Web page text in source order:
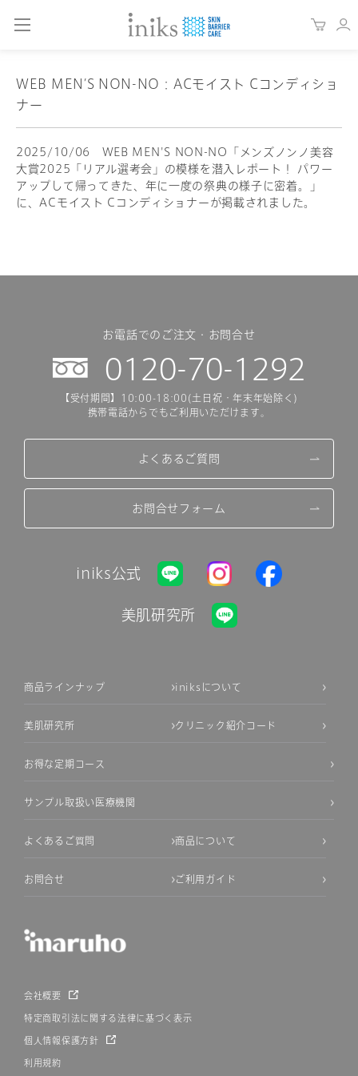
WEB MEN’S NON-NO：ACモイスト Cコンディショ
ナー
2025/10/06 WEB MEN'S NON-NO「メンズノンノ美容
大賞2025「リアル選考会」の模様を潜入レポート！ パワー
アップして帰ってきた、年に一度の祭典の様子に密着。」
に、ACモイスト Cコンディショナーが掲載されました。
お電話でのご注文・お問合せ
0120-70-1292
【受付期間】10:00-18:00(土日祝・年末年始除く)
携帯電話からでもご利用いただけます。
よくあるご質問
お問合せフォーム
iniks公式
美肌研究所
商品ラインナップ iniksについて
美肌研究所 クリニック紹介コード
お得な定期コース
サンプル取扱い医療機関
よくあるご質問 商品について
お問合せ ご利用ガイド
会社概要
特定商取引法に関する法律に基づく表示
個人情報保護方針
利用規約